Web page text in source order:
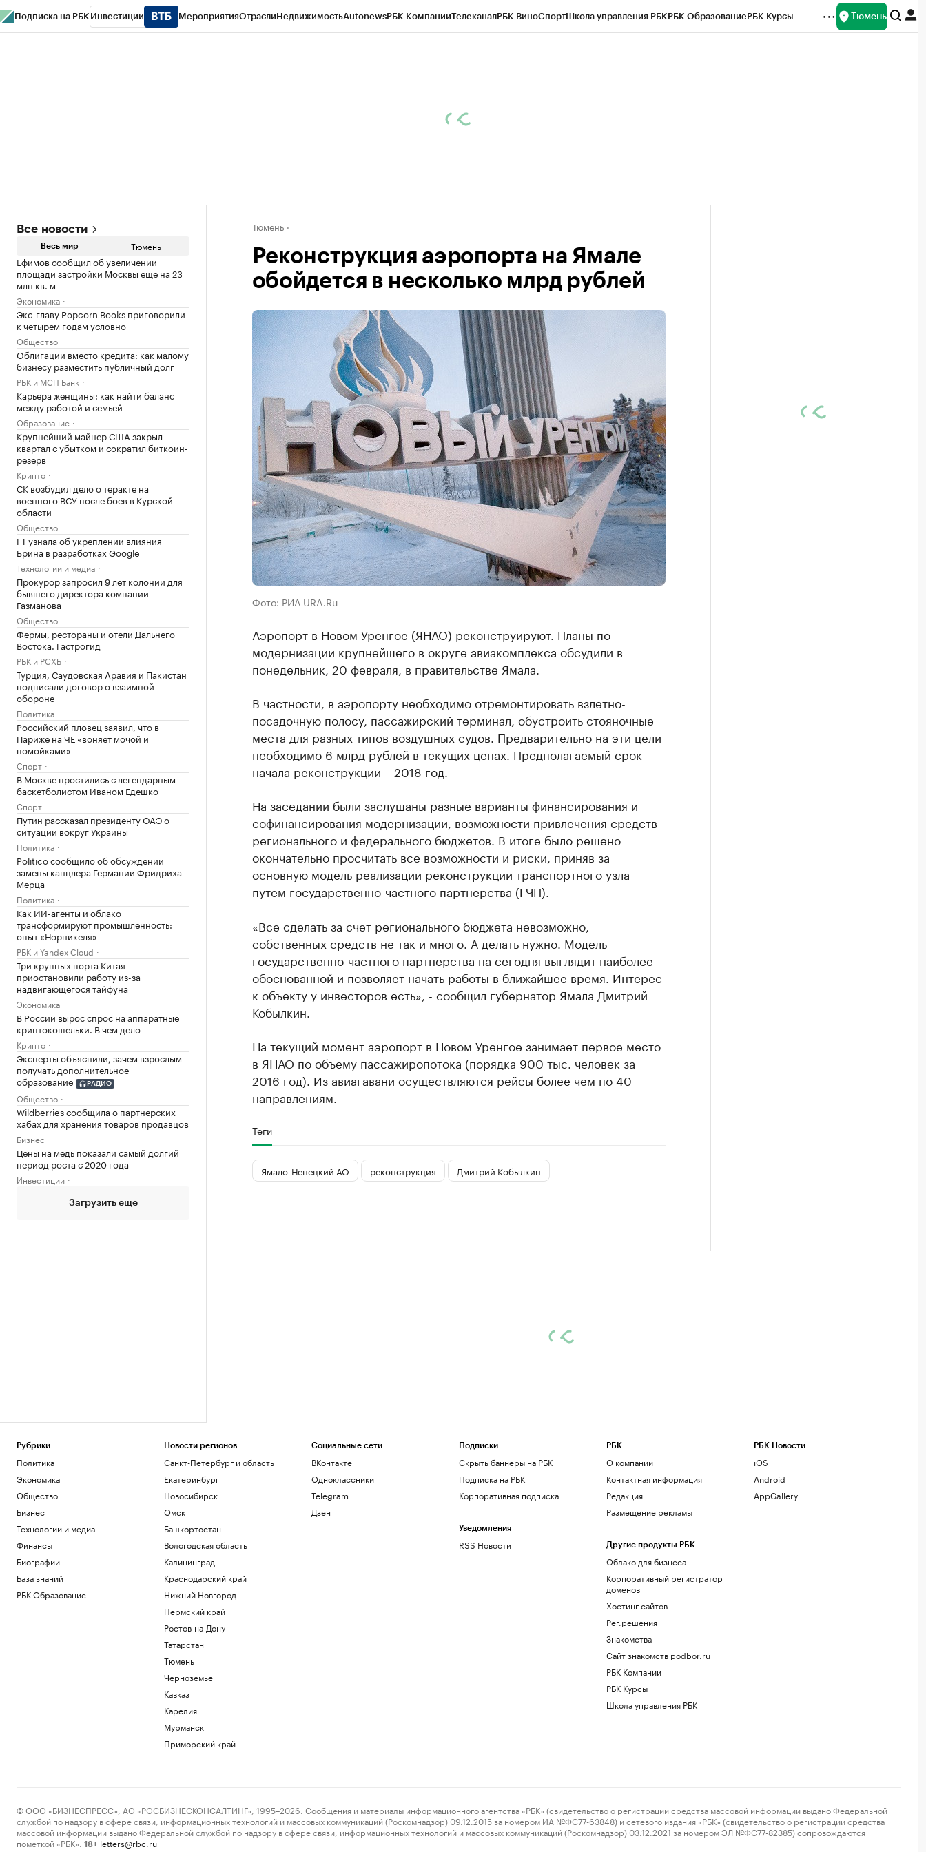
Подписка на РБК Инвестиции МероприятияОтраслиНедвижимостьAutonewsРБК КомпанииТелеканалРБК ВиноСпортШкола управления РБКРБК ОбразованиеРБК Курсы Тюмень
Все новости
Весь мир Тюмень
Ефимов сообщил об увеличении
площади застройки Москвы еще на 23
млн кв. м
Экономика
Экс-главу Popcorn Books приговорили
к четырем годам условно
Общество
Облигации вместо кредита: как малому
бизнесу разместить публичный долг
РБК и МСП Банк
Карьера женщины: как найти баланс
между работой и семьей
Образование
Крупнейший майнер США закрыл
квартал с убытком и сократил биткоин-
резерв
Крипто
СК возбудил дело о теракте на
военного ВСУ после боев в Курской
области
Общество
FT узнала об укреплении влияния
Брина в разработках Google
Технологии и медиа
Прокурор запросил 9 лет колонии для
бывшего директора компании
Газманова
Общество
Фермы, рестораны и отели Дальнего
Востока. Гастрогид
РБК и РСХБ
Турция, Саудовская Аравия и Пакистан
подписали договор о взаимной
обороне
Политика
Российский пловец заявил, что в
Париже на ЧЕ «воняет мочой и
помойками»
Спорт
В Москве простились с легендарным
баскетболистом Иваном Едешко
Спорт
Путин рассказал президенту ОАЭ о
ситуации вокруг Украины
Политика
Politico сообщило об обсуждении
замены канцлера Германии Фридриха
Мерца
Политика
Как ИИ-агенты и облако
трансформируют промышленность:
опыт «Норникеля»
РБК и Yandex Cloud
Три крупных порта Китая
приостановили работу из-за
надвигающегося тайфуна
Экономика
В России вырос спрос на аппаратные
криптокошельки. В чем дело
Крипто
Эксперты объяснили, зачем взрослым
получать дополнительное
образование
РАДИО
Общество
Wildberries сообщила о партнерских
хабах для хранения товаров продавцов
Бизнес
Цены на медь показали самый долгий
период роста с 2020 года
Инвестиции
Загрузить еще
Тюмень
Реконструкция аэропорта на Ямале
обойдется в несколько млрд рублей
Фото: РИА URA.Ru
Аэропорт в Новом Уренгое (ЯНАО) реконструируют. Планы по
модернизации крупнейшего в округе авиакомплекса обсудили в
понедельник, 20 февраля, в правительстве Ямала.
В частности, в аэропорту необходимо отремонтировать взлетно-
посадочную полосу, пассажирский терминал, обустроить стояночные
места для разных типов воздушных судов. Предварительно на эти цели
необходимо 6 млрд рублей в текущих ценах. Предполагаемый срок
начала реконструкции – 2018 год.
На заседании были заслушаны разные варианты финансирования и
софинансирования модернизации, возможности привлечения средств
регионального и федерального бюджетов. В итоге было решено
окончательно просчитать все возможности и риски, приняв за
основную модель реализации реконструкции транспортного узла
путем государственно-частного партнерства (ГЧП).
«Все сделать за счет регионального бюджета невозможно,
собственных средств не так и много. А делать нужно. Модель
государственно-частного партнерства на сегодня выглядит наиболее
обоснованной и позволяет начать работы в ближайшее время. Интерес
к объекту у инвесторов есть», - сообщил губернатор Ямала Дмитрий
Кобылкин.
На текущий момент аэропорт в Новом Уренгое занимает первое место
в ЯНАО по объему пассажиропотока (порядка 900 тыс. человек за
2016 год). Из авиагавани осуществляются рейсы более чем по 40
направлениям.
Теги
Ямало-Ненецкий АО реконструкция Дмитрий Кобылкин
Рубрики
Политика
Экономика
Общество
Бизнес
Технологии и медиа
Финансы
Биографии
База знаний
РБК Образование
Новости регионов
Санкт-Петербург и область
Екатеринбург
Новосибирск
Омск
Башкортостан
Вологодская область
Калининград
Краснодарский край
Нижний Новгород
Пермский край
Ростов-на-Дону
Татарстан
Тюмень
Черноземье
Кавказ
Карелия
Мурманск
Приморский край
Социальные сети
ВКонтакте
Одноклассники
Telegram
Дзен
Подписки
Скрыть баннеры на РБК
Подписка на РБК
Корпоративная подписка
Уведомления
RSS Новости
РБК
О компании
Контактная информация
Редакция
Размещение рекламы
Другие продукты РБК
Облако для бизнеса
Корпоративный регистратор
доменов
Хостинг сайтов
Рег.решения
Знакомства
Сайт знакомств podbor.ru
РБК Компании
РБК Курсы
Школа управления РБК
РБК Новости
iOS
Android
AppGallery
© ООО «БИЗНЕСПРЕСС», АО «РОСБИЗНЕСКОНСАЛТИНГ», 1995–2026. Сообщения и материалы информационного агентства «РБК» (свидетельство о регистрации средства массовой информации выдано Федеральной
службой по надзору в сфере связи, информационных технологий и массовых коммуникаций (Роскомнадзор) 09.12.2015 за номером ИА №ФС77-63848) и сетевого издания «РБК» (свидетельство о регистрации средства
массовой информации выдано Федеральной службой по надзору в сфере связи, информационных технологий и массовых коммуникаций (Роскомнадзор) 03.12.2021 за номером ЭЛ №ФС77-82385) сопровождаются
пометкой «РБК».
18+ letters@rbc.ru